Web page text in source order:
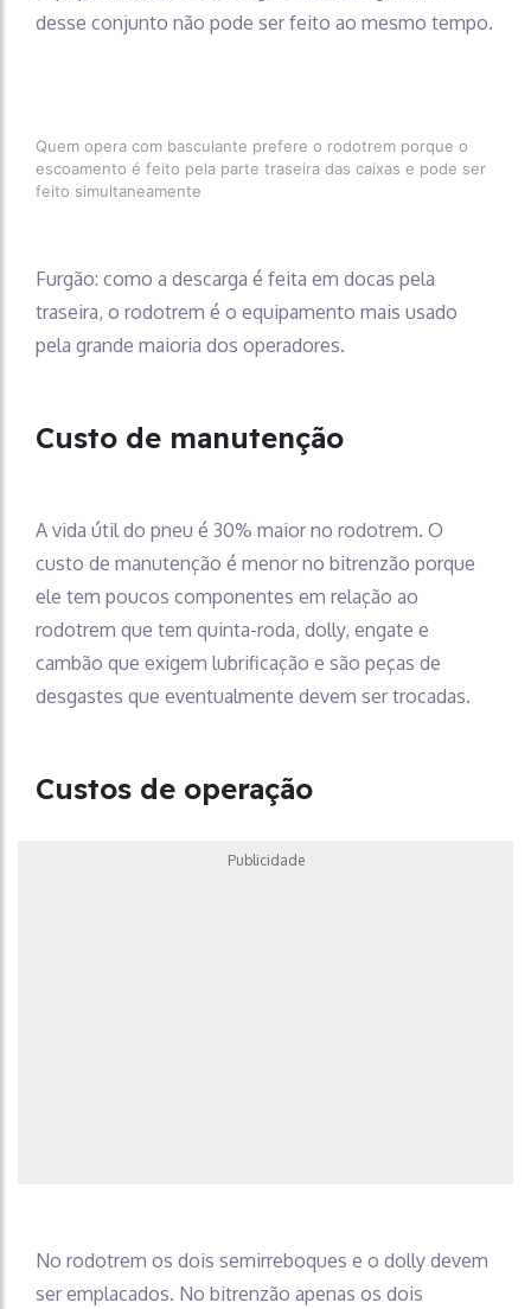
desse conjunto não pode ser feito ao mesmo tempo.
Quem opera com basculante prefere o rodotrem porque o
escoamento é feito pela parte traseira das caixas e pode ser
feito simultaneamente
Furgão: como a descarga é feita em docas pela
traseira, o rodotrem é o equipamento mais usado
pela grande maioria dos operadores.
Custo de manutenção
A vida útil do pneu é 30% maior no rodotrem. O
custo de manutenção é menor no bitrenzão porque
ele tem poucos componentes em relação ao
rodotrem que tem quinta-roda, dolly, engate e
cambão que exigem lubrificação e são peças de
desgastes que eventualmente devem ser trocadas.
Custos de operação
Publicidade
No rodotrem os dois semirreboques e o dolly devem
ser emplacados. No bitrenzão apenas os dois